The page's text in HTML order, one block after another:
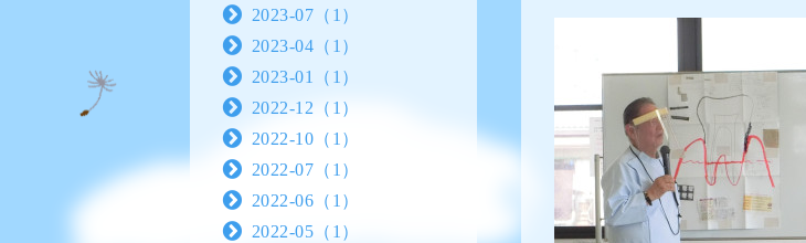
2023-07（1）
2023-04（1）
2023-01（1）
2022-12（1）
2022-10（1）
2022-07（1）
2022-06（1）
2022-05（1）